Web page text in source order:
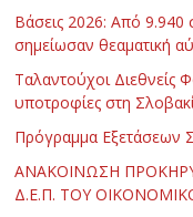
Βάσεις 2026: Από 9.940
σημείωσαν θεαματική
Ταλαντούχοι Διεθνείς
υποτροφίες στη
Πρόγραμμα Εξετάσεων
ΑΝΑΚΟΙΝΩΣΗ
Δ.Ε.Π. ΤΟΥ